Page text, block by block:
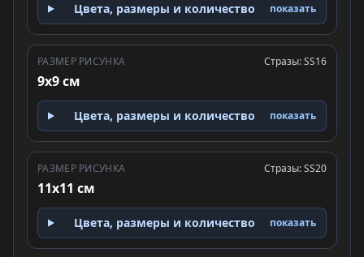
Цвета, размеры и количество показать
РАЗМЕР РИСУНКА
9x9 см
Стразы: SS16
Цвета, размеры и количество показать
РАЗМЕР РИСУНКА
11x11 см
Стразы: SS20
Цвета, размеры и количество показать